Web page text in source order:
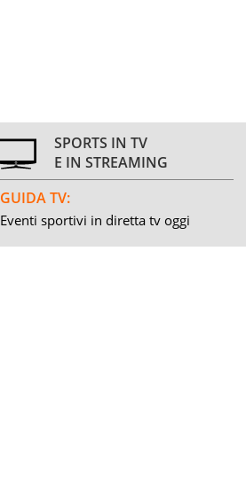
SPORTS IN TV
E IN STREAMING
GUIDA TV:
Eventi sportivi in diretta tv oggi